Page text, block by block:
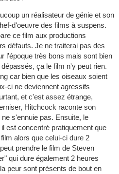
un réalisateur de génie et son
d'oeuvre des films à suspens.
ce film aux productions
défauts. Je ne traiterai pas des
l'époque très bons mais sont bien
ça le film n'y peut rien.
car bien que les oiseaux soient
ci ne deviennent agressifs
et c'est assez étrange,
Hitchcock raconte son
s'ennuie pas. Ensuite, le
est concentré pratiquement que
alors que celui-ci dure 2
prendre le film de Steven
qui dure également 2 heures
peur sont présents de bout en